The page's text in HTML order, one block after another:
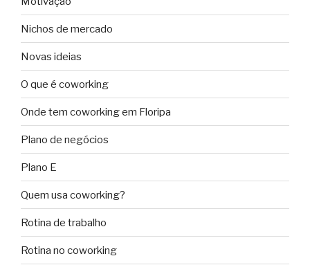
Nichos de mercado
Novas ideias
O que é coworking
Onde tem coworking em Floripa
Plano de negócios
Plano E
Quem usa coworking?
Rotina de trabalho
Rotina no coworking